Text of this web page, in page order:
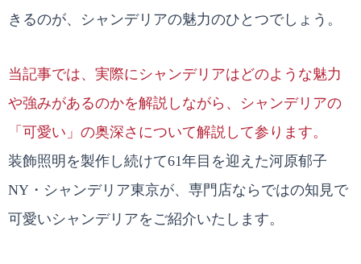
きるのが、シャンデリアの魅力のひとつでしょう。
当記事では、実際にシャンデリアはどのような魅力
や強みがあるのかを解説しながら、シャンデリアの
「可愛い」の奥深さについて解説して参ります。
装飾照明を製作し続けて61年目を迎えた河原郁子
NY・シャンデリア東京が、専門店ならではの知見で
可愛いシャンデリアをご紹介いたします。